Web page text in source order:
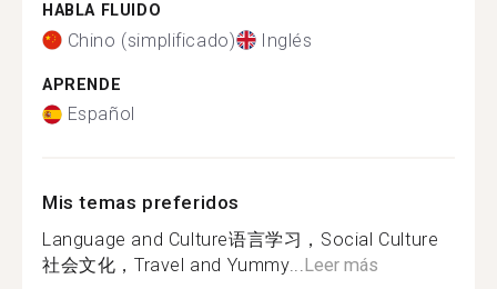
HABLA FLUIDO
Chino (simplificado) Inglés
APRENDE
Español
Mis temas preferidos
Language and Culture语言学习，Social Culture
社会文化，Travel and Yummy...Leer más